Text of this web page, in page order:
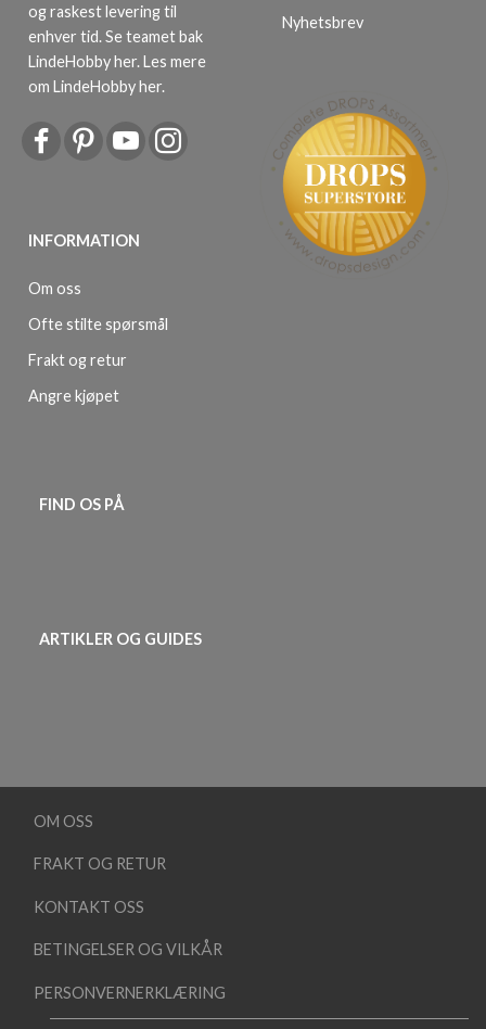
og raskest levering til
enhver tid. Se teamet bak
LindeHobby her.Les mere
om LindeHobby her.
INFORMATION
Om oss
Ofte stilte spørsmål
Frakt og retur
Angre kjøpet
Nyhetsbrev
FIND OS PÅ
ARTIKLER OG GUIDES
OM OSS
FRAKT OG RETUR
KONTAKT OSS
BETINGELSER OG VILKÅR
PERSONVERNERKLÆRING